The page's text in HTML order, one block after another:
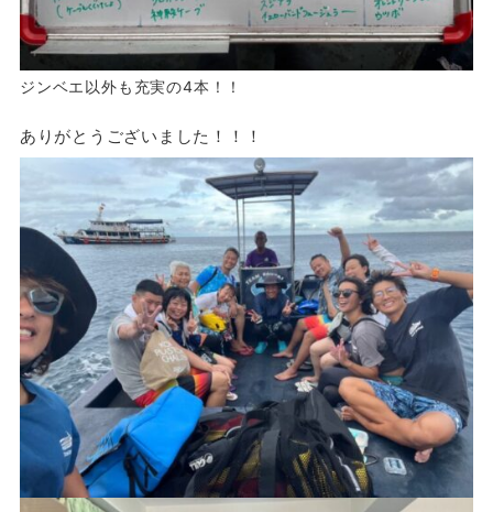
ジンベエ以外も充実の4本！！
ありがとうございました！！！